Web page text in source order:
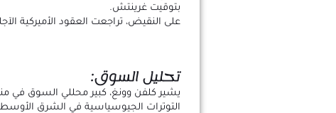
بتوقيت غرينتش.
على النقيض، تراجعت العقود الأميركية الآجلة للذهب بنسبة
تحليل السوق:
يشير كلفن وونغ، كبير محللي السوق في
التوترات الجيوسياسية في الشرق الأوسط،